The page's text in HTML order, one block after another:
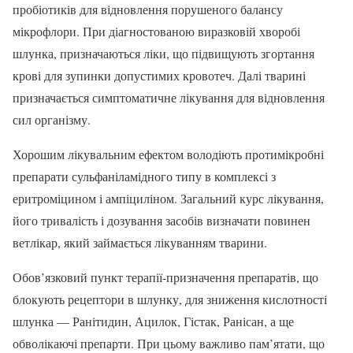
пробіотиків для відновлення порушеного балансу
мікрофлори. При діагностованою виразковій хворобі
шлунка, призначаються ліки, що підвищують згортання
крові для зупинки допустимих кровотеч. Далі тварині
призначається симптоматичне лікування для відновлення
сил організму.
Хорошим лікувальним ефектом володіють протимікробні
препарати сульфаніламідного типу в комплексі з
еритроміцином і ампіциліном. Загальний курс лікування,
його тривалість і дозування засобів визначати повинен
ветлікар, який займається лікуванням тварини.
Обов’язковий пункт терапії-призначення препаратів, що
блокують рецептори в шлунку, для зниження кислотності
шлунка — Ранітидин, Ацилок, Гістак, Ранісан, а ще
обволікаючі препарти. При цьому важливо пам’ятати, що